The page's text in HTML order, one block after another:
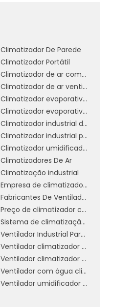
Climatizador De Parede
Climatizador Portátil
Climatizador de ar comercial
Climatizador de ar ventilador
Climatizador evaporativo de parede
Climatizador evaporativo portátil
Climatizador industrial de parede preço
Climatizador industrial preço
Climatizador umidificador industrial
Climatizadores De Ar
Climatização industrial
Empresa de climatizador evaporativo
Fabricantes De Ventiladores Industriais
Preço de climatizador com névoa
Sistema de climatização industrial
Ventilador Industrial Para Galpão
Ventilador climatizador de parede
Ventilador climatizador água
Ventilador com água climatizador
Ventilador umidificador de ar industrial